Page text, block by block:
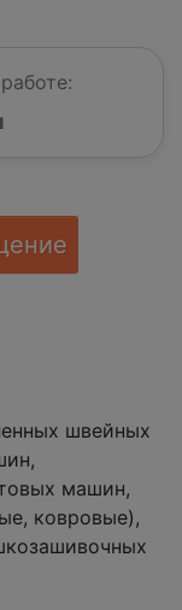
швейных
машин,
ковровые),